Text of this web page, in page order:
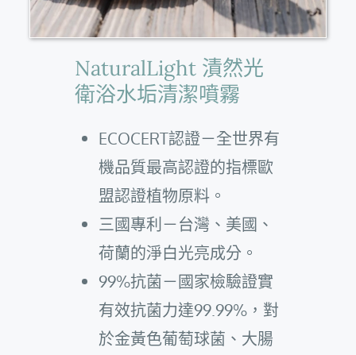
NaturalLight 漬然光
衛浴水垢清潔噴霧
ECOCERT認證－全世界有
機品質最高認證的指標歐
盟認證植物原料。
三國專利－台灣、美國、
荷蘭的淨白光亮成分。
99%抗菌－國家檢驗證實
有效抗菌力達99.99%，對
於金黃色葡萄球菌、大腸